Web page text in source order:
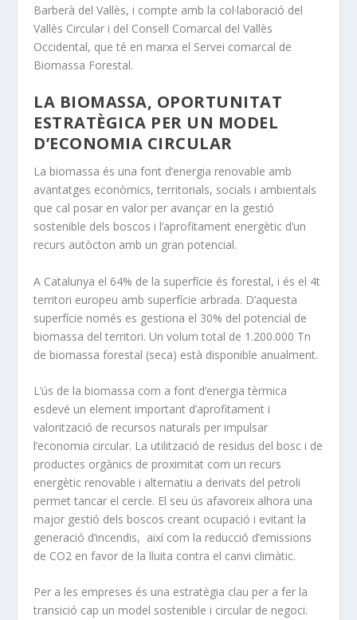
Barberà del Vallès, i compte amb la col·laboració del
Vallès Circular i del Consell Comarcal del Vallès
Occidental, que té en marxa el Servei comarcal de
Biomassa Forestal.
LA BIOMASSA, OPORTUNITAT
ESTRATÈGICA PER UN MODEL
D’ECONOMIA CIRCULAR
La biomassa és una font d’energia renovable amb
avantatges econòmics, territorials, socials i ambientals
que cal posar en valor per avançar en la gestió
sostenible dels boscos i l’aprofitament energètic d’un
recurs autòcton amb un gran potencial.
A Catalunya el 64% de la superfície és forestal, i és el 4t
territori europeu amb superfície arbrada. D’aquesta
superfície només es gestiona el 30% del potencial de
biomassa del territori. Un volum total de 1.200.000 Tn
de biomassa forestal (seca) està disponible anualment.
L’ús de la biomassa com a font d’energia tèrmica
esdevé un element important d’aprofitament i
valorització de recursos naturals per impulsar
l’economia circular. La utilització de residus del bosc i de
productes orgànics de proximitat com un recurs
energètic renovable i alternatiu a derivats del petroli
permet tancar el cercle. El seu ús afavoreix alhora una
major gestió dels boscos creant ocupació i evitant la
generació d’incendis, així com la reducció d’emissions
de CO2 en favor de la lluita contra el canvi climàtic.
Per a les empreses és una estratègia clau per a fer la
transició cap un model sostenible i circular de negoci.